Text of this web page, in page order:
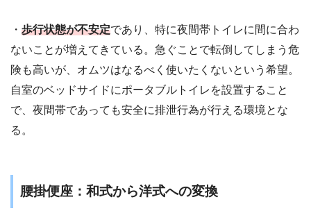
・ 歩行状態が不安定であり、特に夜間帯トイレに間に合わ
ないことが増えてきている。急ぐことで転倒してしまう危
険も高いが、オムツはなるべく使いたくないという希望。
自室のベッドサイドにポータブルトイレを設置すること
で、夜間帯であっても安全に排泄行為が行える環境とな
る。
腰掛便座：和式から洋式への変換